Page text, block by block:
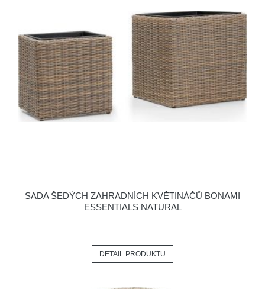
SADA ŠEDÝCH ZAHRADNÍCH KVĚTINÁČŮ BONAMI
ESSENTIALS NATURAL
DETAIL PRODUKTU